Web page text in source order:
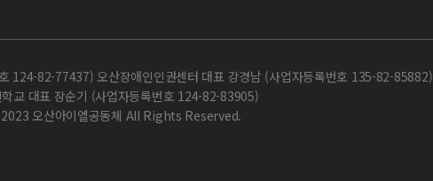
124-82-77437) 오산장애인인권센터 대표 강경남 (사업자등록번호 135-82-85882)
교 대표 장순기 (사업자등록번호 124-82-83905)
오산아이엘공동체 All Rights Reserved.